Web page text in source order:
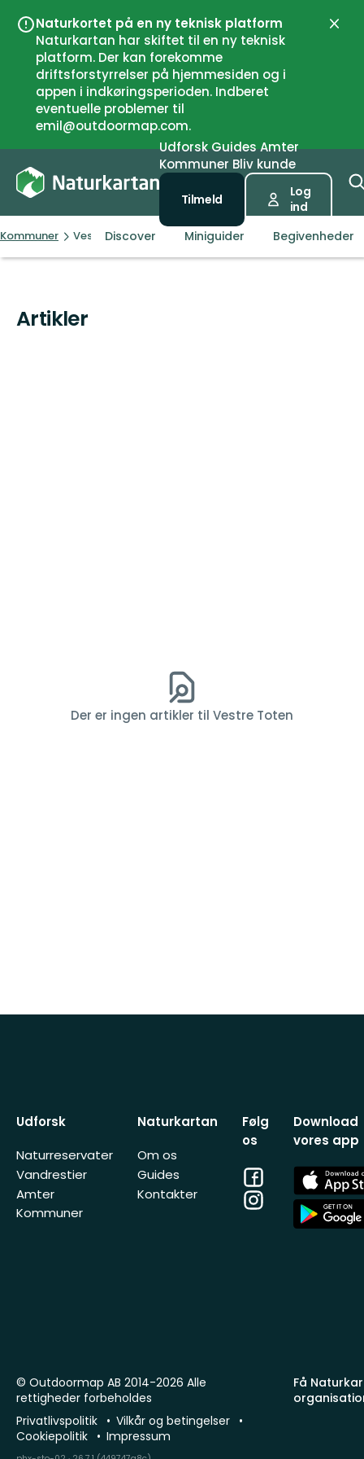
Naturkortet på en ny teknisk platform
Naturkartan har skiftet til en ny teknisk
platform. Der kan forekomme
driftsforstyrrelser på hjemmesiden og i
appen i indkøringsperioden. Indberet
eventuelle problemer til
emil@outdoormap.com.
Luk
UdforskGuidesAmter
Kommuner Bliv kunde
Tilmeld
Log
ind
Kommuner Vestre Toten
Discover Miniguider Begivenheder
Artikler
Der er ingen artikler til Vestre Toten
Udforsk
Naturreservater
Vandrestier
Amter
Kommuner
Naturkartan
Om os
Guides
Kontakter
Følg
os
Facebook
Instagram
Download
vores app
App
Store
App
Store
Få
© Outdoormap AB 2014-2026 Alle
rettigheder forbeholdes
Privatlivspolitik
Vilkår og betingelser
Cookiepolitik
Impressum